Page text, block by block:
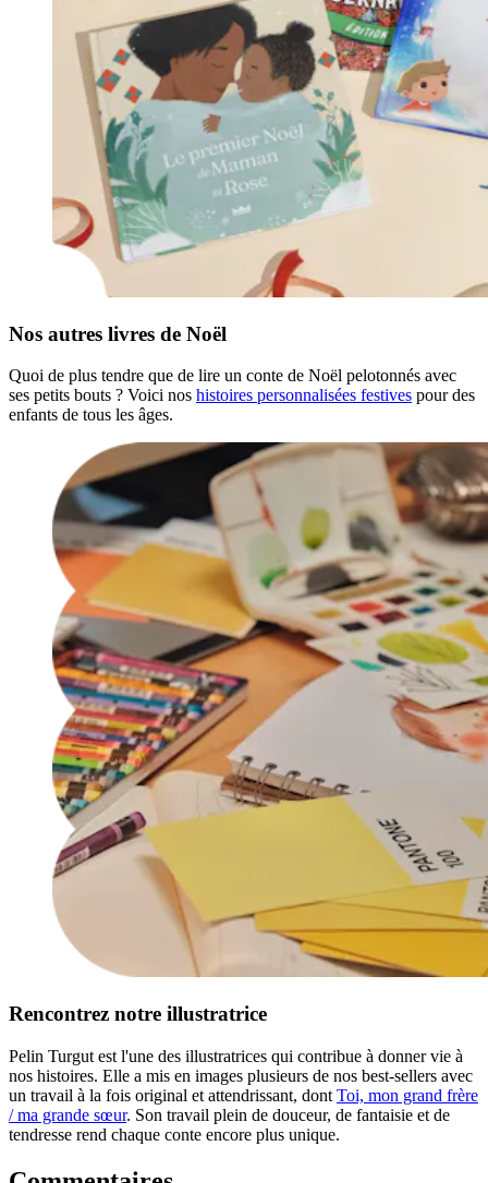
Nos autres livres de Noël
Quoi de plus tendre que de lire un conte de Noël pelotonnés avec
ses petits bouts ? Voici nos histoires personnalisées festives pour des
enfants de tous les âges.
Rencontrez notre illustratrice
Pelin Turgut est l'une des illustratrices qui contribue à donner vie à
nos histoires. Elle a mis en images plusieurs de nos best-sellers avec
un travail à la fois original et attendrissant, dont Toi, mon grand frère
/ ma grande sœur. Son travail plein de douceur, de fantaisie et de
tendresse rend chaque conte encore plus unique.